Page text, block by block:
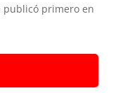
publicó primero en